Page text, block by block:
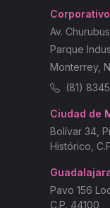
Av.
Parque
Monterrey,
(81)
Ciudad de
Bolívar 34,
Histórico,
Pavo 156
C.P. 44100